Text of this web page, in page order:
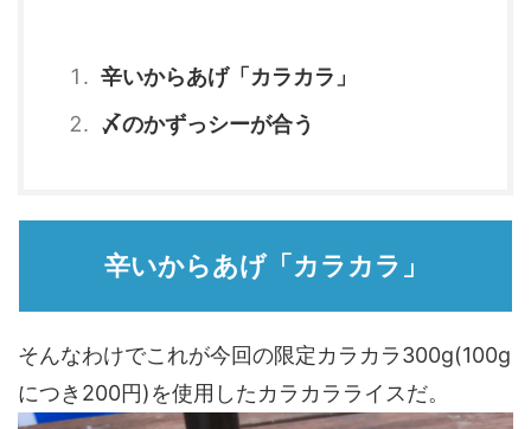
辛いからあげ「カラカラ」
〆のかずっシーが合う
辛いからあげ「カラカラ」
そんなわけでこれが今回の限定カラカラ300g(100g
につき200円)を使用したカラカラライスだ。